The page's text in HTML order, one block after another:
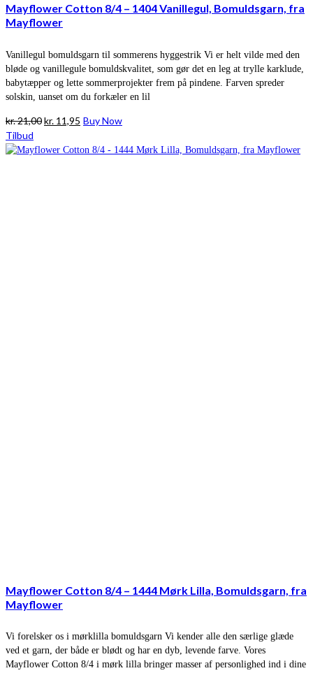
Mayflower Cotton 8/4 – 1404 Vanillegul, Bomuldsgarn, fra
Mayflower
Vanillegul bomuldsgarn til sommerens hyggestrik Vi er helt vilde med den
bløde og vanillegule bomuldskvalitet, som gør det en leg at trylle karklude,
babytæpper og lette sommerprojekter frem på pindene. Farven spreder
solskin, uanset om du forkæler en lil
kr.21,00Den
pris
kr. 11,95 Den
pris
Buy Now
Tilbud
Mayflower Cotton 8/4 – 1444 Mørk Lilla, Bomuldsgarn, fra
Mayflower
Vi forelsker os i mørklilla bomuldsgarn Vi kender alle den særlige glæde
ved et garn, der både er blødt og har en dyb, levende farve. Vores
Mayflower Cotton 8/4 i mørk lilla bringer masser af personlighed ind i dine